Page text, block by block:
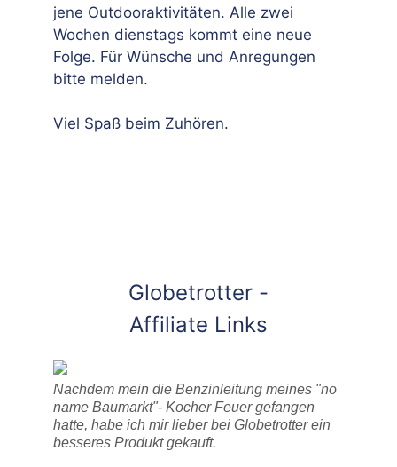
jene Outdooraktivitäten. Alle zwei
Wochen dienstags kommt eine neue
Folge. Für Wünsche und Anregungen
bitte melden.
Viel Spaß beim Zuhören.
Globetrotter -
Affiliate Links
Nachdem mein die Benzinleitung meines "no
name Baumarkt"- Kocher Feuer gefangen
hatte, habe ich mir lieber bei Globetrotter ein
besseres Produkt gekauft.